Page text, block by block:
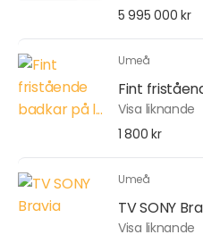
5 995 000 kr
Umeå
Fint
Visa liknande
1 800 kr
Umeå
TV SONY
Visa liknande